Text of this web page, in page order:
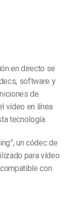
en directo se
software y
de
vídeo en línea
tecnología.
un códec de
para vídeo
con